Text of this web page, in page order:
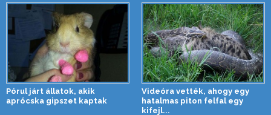
Pórul járt állatok, akik
aprócska gipszet kaptak
Videóra vették, ahogy egy
hatalmas piton felfal egy
kifejl...